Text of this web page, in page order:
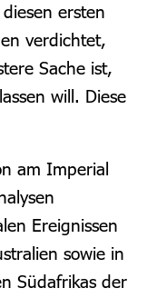
ersten
verdichtet,
Sache ist,
will. Diese
am Imperial
Ereignissen
sowie in
Südafrikas der